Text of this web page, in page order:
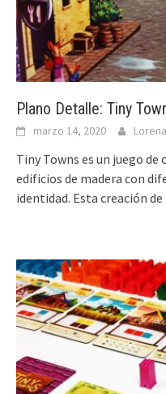
Plano Detalle: Tiny
marzo 14, 2020
Tiny Towns es un juego de
edificios de madera con
identidad. Esta creación